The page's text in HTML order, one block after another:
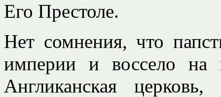
Его Престоле.
Нет сомнения, что
империи и воссело на
Англиканская